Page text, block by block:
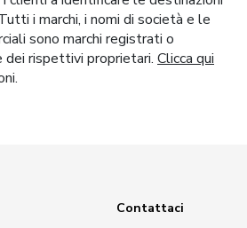
i marchi, i nomi di società e le
sono marchi registrati o
rispettivi proprietari. Clicca qui
Contattaci